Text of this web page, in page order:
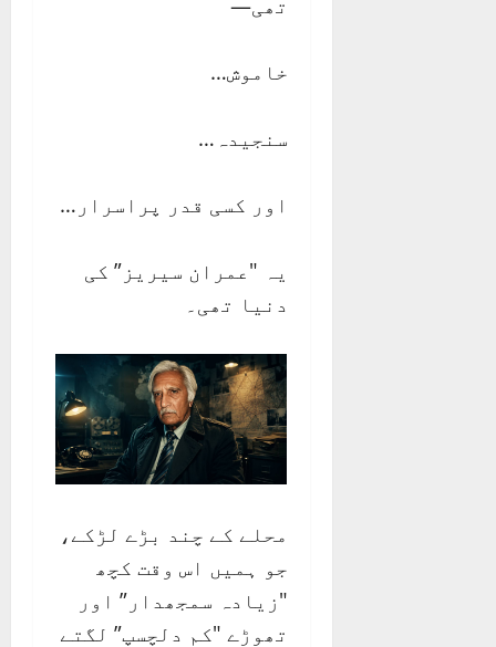
خاموش…
سنجیدہ…
اور کسی قدر پراسرار…
یہ "عمران سیریز” کی
دنیا تھی۔
محلے کے چند بڑے لڑکے،
جو ہمیں اس وقت کچھ
"زیادہ سمجھدار” اور
تھوڑے "کم دلچسپ” لگتے